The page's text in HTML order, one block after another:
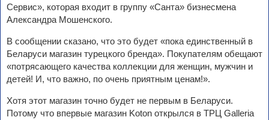
Сервис», которая входит в группу «Санта» бизнесмена
Александра Мошенского.
В сообщении сказано, что это будет «пока единственный в
Беларуси магазин турецкого бренда». Покупателям обещают
«потрясающего качества коллекции для женщин, мужчин и
детей! И, что важно, по очень приятным ценам!».
Хотя этот магазин точно будет не первым в Беларуси.
Потому что впервые магазин Koton открылся в ТРЦ Galleria